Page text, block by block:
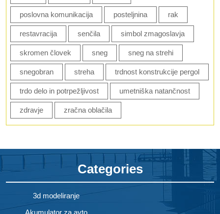
poslovna komunikacija posteljnina rak
restavracija senčila simbol zmagoslavja
skromen človek sneg sneg na strehi
snegobran streha trdnost konstrukcije pergol
trdo delo in potrpežljivost umetniška natančnost
zdravje zračna oblačila
Categories
3d modeliranje
Akumulator za avto